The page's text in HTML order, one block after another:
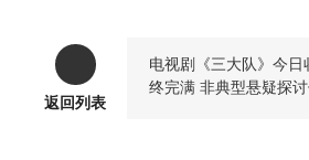
电视剧《三大队》今日
终完满 非典型悬疑探
返回列表